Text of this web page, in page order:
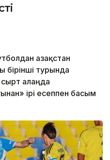
Қазақстан
бірінші турында
алаңда
ірі есеппен басым